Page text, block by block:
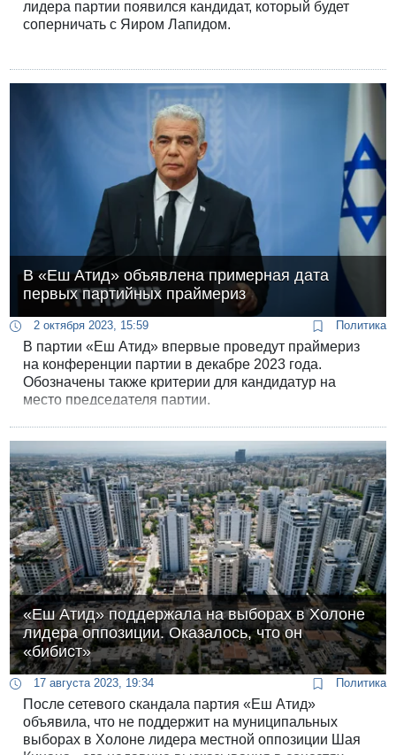
лидера партии появился кандидат, который будет
соперничать с Яиром Лапидом.
В «Еш Атид» объявлена примерная дата
первых партийных праймериз
2 октября 2023, 15:59 Политика
В партии «Еш Атид» впервые проведут праймериз
на конференции партии в декабре 2023 года.
Обозначены также критерии для кандидатур на
место председателя партии.
«Еш Атид» поддержала на выборах в Холоне
лидера оппозиции. Оказалось, что он
«бибист»
17 августа 2023, 19:34 Политика
После сетевого скандала партия «Еш Атид»
объявила, что не поддержит на муниципальных
выборах в Холоне лидера местной оппозиции Шая